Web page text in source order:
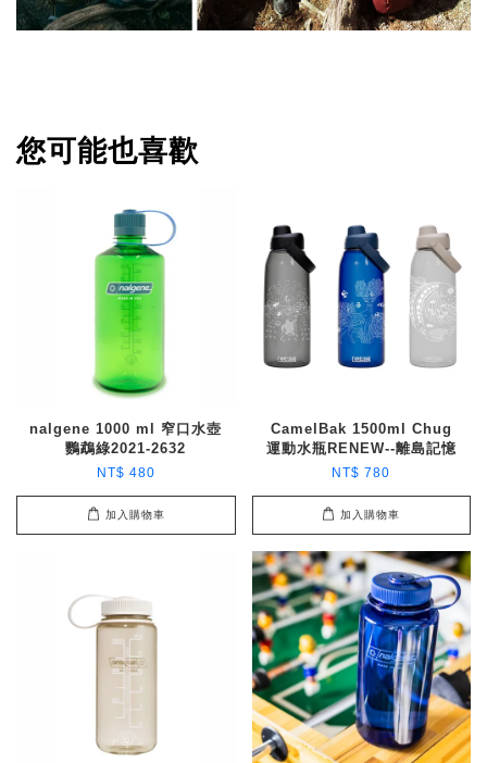
您可能也喜歡
nalgene 1000 ml 窄口水壺
鸚鵡綠2021-2632
NT$ 480
加入購物車
CamelBak 1500ml Chug
運動水瓶RENEW--離島記憶
NT$ 780
加入購物車